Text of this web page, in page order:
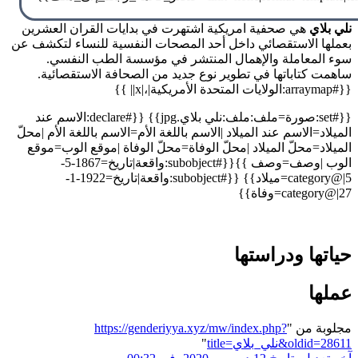
نلي بلاي هي صحفية امريكية اشتهرت في بدايات القران العشرين
بعملها الاستقصائي داخل أحد المصحات النفسية للنساء لتكشف عن
سوء المعاملة والإهمال المنتشر في مؤسسة الطب النفسي.
ساهمت كتاباتها في تطوير نوع جديد من الصحافة الاستقصائية.
{{#arraymap:الولايات المتحدة الأمريكية|،|x|| }}
{{#set:صورة=ملف:ملف:نلي بلاي.jpg}} {{#declare:الاسم عند
الميلاد=الاسم عند الميلاد |الاسم باللغة الأم=الاسم باللغة الأم |محلّ
الميلاد=محلّ الميلاد |محلّ الوفاة=محلّ الوفاة |موقع الوب=موقع
الوب |وصف=وصف }}{{#subobject:واقعة|تاريخ=1867-5-
5|@category=ميلاد}} {{#subobject:واقعة|تاريخ=1922-1-
27|@category=وفاة}}
حياتها ودراستها
عملها
مجلوبة من "https://genderiyya.xyz/mw/index.php?
title=نلي_بلاي&oldid=28611
"